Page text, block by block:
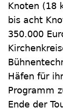
Knoten (18
bis acht
350.000
Häfen für
Programm
Ende der